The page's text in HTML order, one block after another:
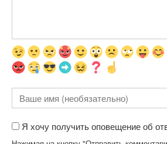
Я хочу получить оповещение об